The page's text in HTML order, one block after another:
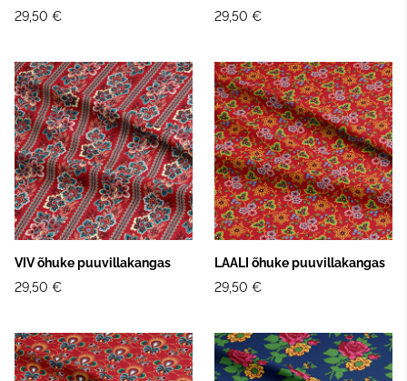
29,50 €
29,50 €
VIV õhuke puuvillakangas
29,50 €
LAALI õhuke puuvillakangas
29,50 €